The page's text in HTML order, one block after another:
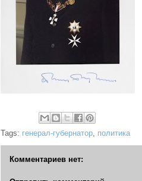
Tags: генерал-губернатор, политика
Комментариев нет: